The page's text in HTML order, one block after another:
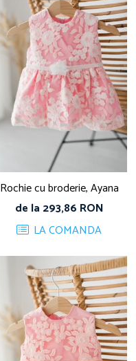
Rochie cu broderie, Ayana
de la 293,86 RON
LA COMANDA